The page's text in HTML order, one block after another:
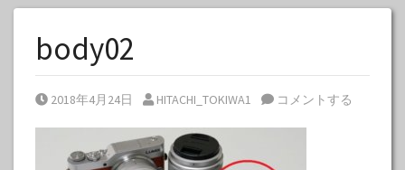
body02
Posted on
2018年4月24日 Posted by
HITACHI_TOKIWA1 コメントする